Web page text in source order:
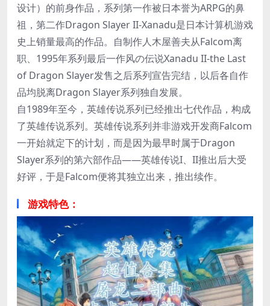
设计）的前身作品，系列第一作被日本誉为ARPG的鼻
祖，第二作Dragon Slayer II-Xanadu是日本计算机游戏
史上销量最高的作品。自制作人木屋善夫从Falcom离
职、1995年系列最后一作风の伝说Xanadu II-the Last
of Dragon Slayer发售之后系列宣告完结，以后各自作
品均脱离Dragon Slayer系列独自发展。
自1989年至今，英雄传说系列已经推出七代作品，构成
了英雄传说系列。英雄传说系列并非游戏开发商Falcom
一开始就定下的计划，而是因为最早时属于Dragon
Slayer系列的第六部作品——英雄传说I、II推出后大受
好评，于是Falcom便将其独立出来，推出续作。
游戏特色：